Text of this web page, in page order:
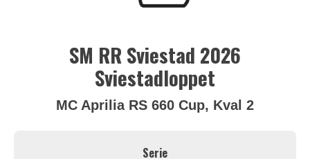
SM RR Sviestad 2026
Sviestadloppet
MC Aprilia RS 660 Cup, Kval 2
Serie